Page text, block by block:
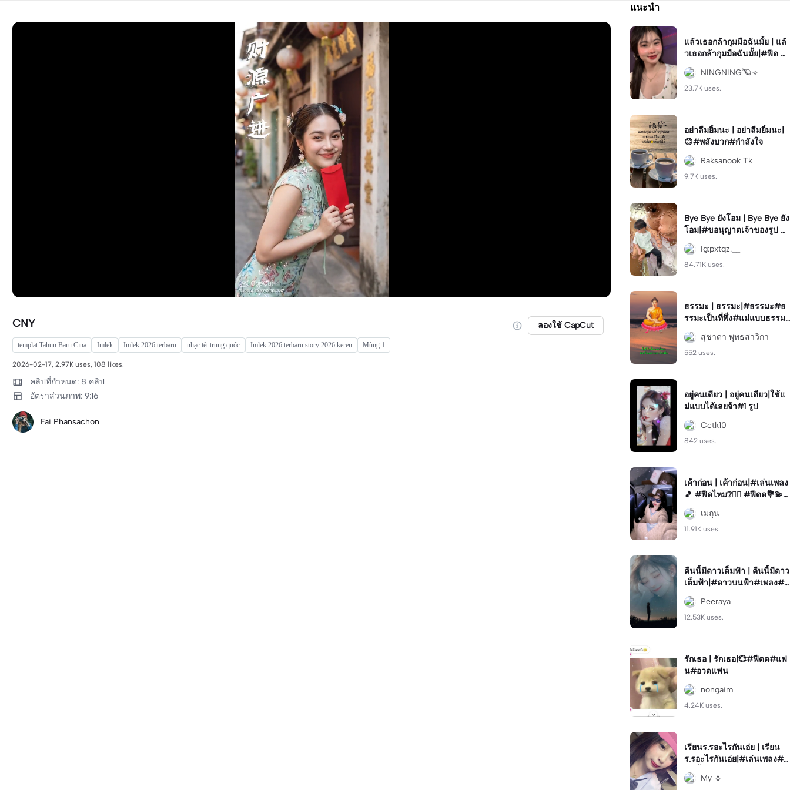
CNY ลองใช้ CapCut
templat Tahun Baru Cina Imlek Imlek 2026 terbaru nhạc tết trung quốc Imlek 2026 terbaru story 2026 keren Mùng 1
2026-02-17, 2.97K uses, 108 likes.
คลิปที่กำหนด: 8 คลิป
อัตราส่วนภาพ: 9:16
Fai Phansachon
แนะนำ
แล้วเธอกล้ากุมมือฉันมั้ย | แล้
วเธอกล้ากุมมือฉันมั้ย|#ฟีด #
โทน #เล่นเพลง #มาแรง #ฮิ
ต
NINGNING˚🪐⟢
23.7K uses.
อย่าลืมยิ้มนะ | อย่าลืมยิ้มนะ|
😊#พลังบวก#กำลังใจ
Raksanook Tk
9.7K uses.
Bye Bye ยังโอม | Bye Bye ยัง
โอม|#ขอนุญาตเจ้าของรูป #
ภาพซ้อน #กำลังฮิต
Ig:pxtqz.__
84.71K uses.
ธรรมะ | ธรรมะ|#ธรรมะ#ธ
รรมะเป็นที่พึ่ง#แม่แบบธรรมะ
#sudawan
สุชาดา พุทธสาวิกา
552 uses.
อยู่คนเดียว | อยู่คนเดียว|ใช้แ
ม่แบบได้เลยจ้า#1 รูป
Cctk10
842 uses.
เค้าก่อน | เค้าก่อน|#เล่นเพลง
🎵 #ฟีดไหม❔🖐🏻 #ฟีดด💐💫
#ฟีดหน่อย🧋 #ฟีดเธอ
เมถุน
11.91K uses.
คืนนี้มีดาวเต็มฟ้า | คืนนี้มีดาว
เต็มฟ้า|#ดาวบนฟ้า#เพลง#p
eeraya
Peeraya
12.53K uses.
รักเธอ | รักเธอ|💞#ฟีดด#แฟ
น#อวดแฟน
nongaim
4.24K uses.
เรียนร.รอะไรกันเอ่ย | เรียน
ร.รอะไรกันเอ่ย|#เล่นเพลง#ค
ลิปซ้ำ#โทน
My 🌷